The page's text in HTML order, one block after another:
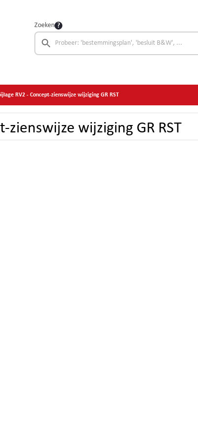
Zoeken
RV2 - Concept-zienswijze wijziging GR RST
zienswijze wijziging GR RST